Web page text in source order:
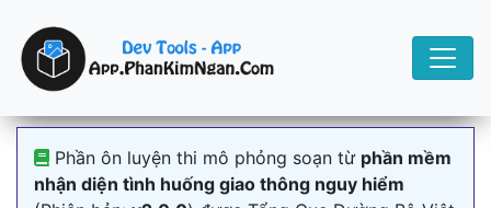
Phần ôn luyện thi mô phỏng soạn từ phần mềm
nhận diện tình huống giao thông nguy hiểm